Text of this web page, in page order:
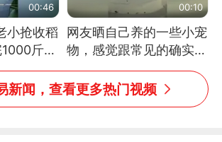
00:46
小抢收稻
斤，
子
00:10
网友晒自己养的一些小宠
物，感觉跟常见的确实有
些不一样
新闻，查看更多热门视频